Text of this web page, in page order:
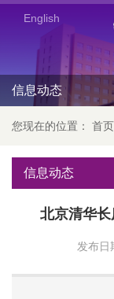
English
信息动态
您现在的位置： 首页
信息动态
北京清华
发布日